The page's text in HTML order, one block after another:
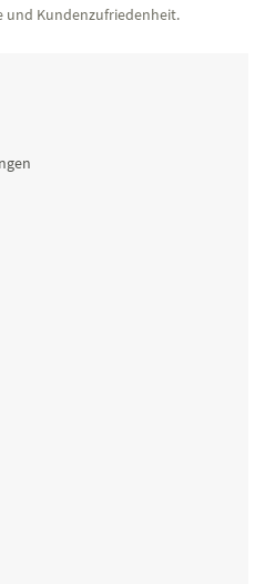
und Kundenzufriedenheit.